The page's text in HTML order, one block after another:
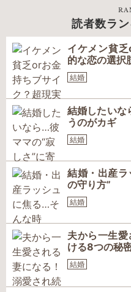
読者数ラ
イケメン貧
的な恋の選択
結婚
結婚したいな
うのがカギ
結婚
結婚・出産
の守り方”
結婚
夫から一生
ける8つの秘
結婚